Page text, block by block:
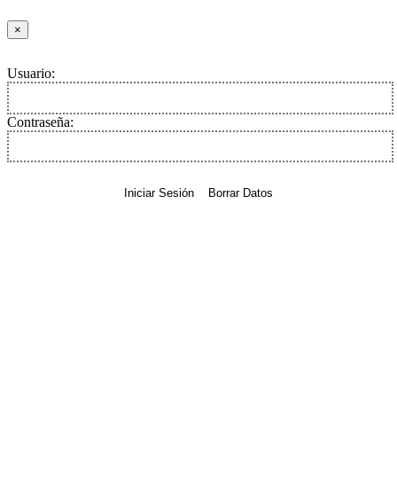
×
Usuario:
Contraseña:
Iniciar Sesión Borrar Datos